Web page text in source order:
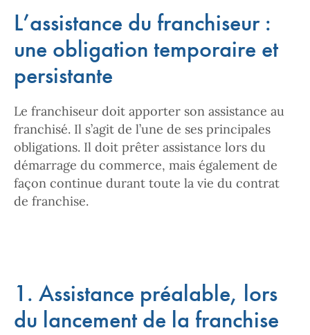
L’assistance du franchiseur :
une obligation temporaire et
persistante
Le franchiseur doit apporter son assistance au
franchisé. Il s’agit de l’une de ses principales
obligations. Il doit prêter assistance lors du
démarrage du commerce, mais également de
façon continue durant toute la vie du contrat
de franchise.
1. Assistance préalable, lors
du lancement de la franchise